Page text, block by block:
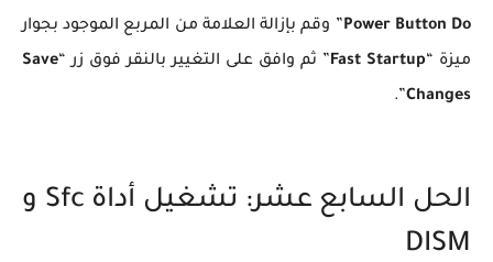
Power Button Do” وقم بإزالة العلامة من المربع الموجود بجوار
ميزة “Fast Startup” ثم وافق على التغيير بالنقر فوق زر “Save
Changes
”.
الحل السابع عشر: تشغيل أداة Sfc و
DISM